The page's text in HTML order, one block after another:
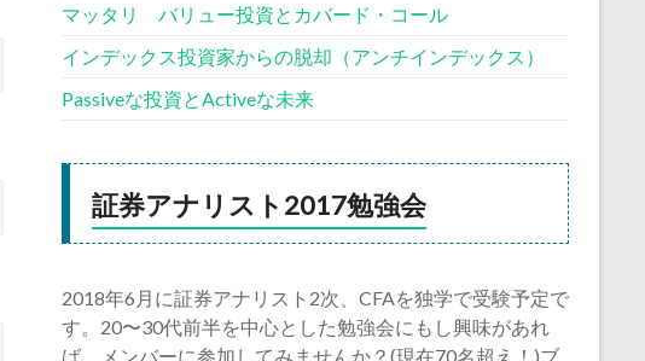
マッタリ バリュー投資とカバード・コール
インデックス投資家からの脱却（アンチインデックス）
Passiveな投資とActiveな未来
証券アナリスト2017勉強会
2018年6月に証券アナリスト2次、CFAを独学で受験予定で
す。20〜30代前半を中心とした勉強会にもし興味があれ
ば、メンバーに参加してみませんか？(現在70名超え！)ブ